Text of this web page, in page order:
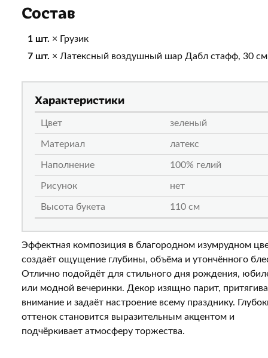
Состав
1 шт. × Грузик
7 шт. × Латексный воздушный шар Дабл стафф, 30 см
Характеристики
Цвет зеленый
Материал латекс
Наполнение 100% гелий
Рисунок нет
Высота букета 110 см
Эффектная композиция в благородном изумрудном
создаёт ощущение глубины, объёма и утончённого
Отлично подойдёт для стильного дня рождения,
или модной вечеринки. Декор изящно парит,
внимание и задаёт настроение всему празднику.
оттенок становится выразительным акцентом и
подчёркивает атмосферу торжества.